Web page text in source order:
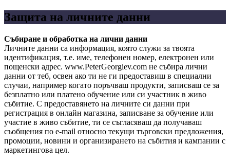
Защита на личните данни
Събиране и обработка на лични данни
Личните данни са информация, която служи за твоята
идентификация, т.е. име, телефонен номер, електронен или
пощенски адрес. www.PeterGeorgiev.com не събира лични
данни от теб, освен ако ти не ги предоставиш в специални
случаи, например когато поръчваш продукти, записваш се за
безплатно или платено обучение или си участник в живо
събитие. С предоставянето на личните си данни при
регистрация в онлайн магазина, записване за обучение или
участие в живо събитие, ти се съгласяваш да получаваш
съобщения по e-mail относно текущи търговски предложения,
промоции, новини и организирането на събития и кампании с
маркетингова цел.